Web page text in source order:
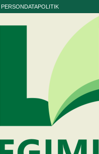
PERSONDATAPOLITIK